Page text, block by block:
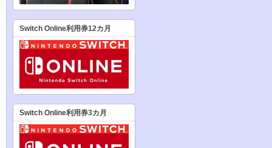
Switch Online利用券12カ月
Switch Online利用券3カ月